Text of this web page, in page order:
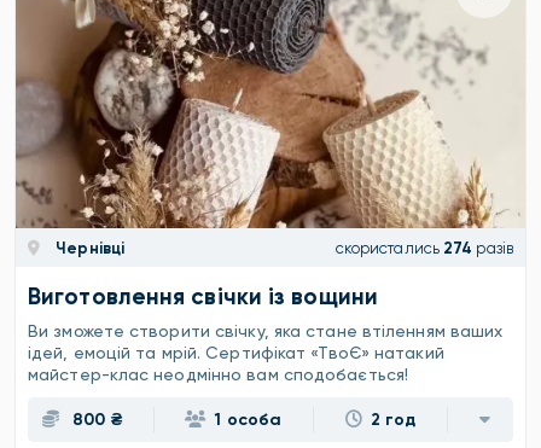
Чернівці скористались 274 разів
Виготовлення свічки із вощини
Ви зможете створити свічку, яка стане втіленням ваших
ідей, емоцій та мрій. Сертифікат «ТвоЄ» натакий
майстер-клас неодмінно вам сподобається!
800 ₴ 1 особа 2 год